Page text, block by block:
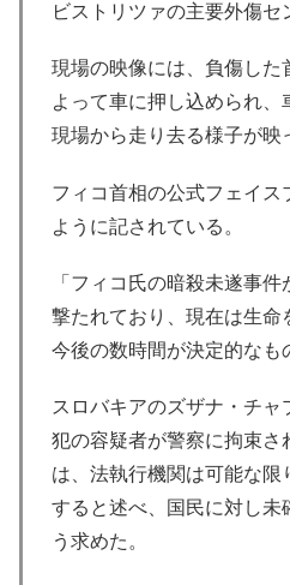
ビストリツァの主要外傷セ
現場の映像には、負傷した
よって車に押し込められ、
現場から走り去る様子が映
フィコ首相の公式フェイス
ように記されている。
「フィコ氏の暗殺未遂事
撃たれており、現在は生命
今後の数時間が決定的なも
スロバキアのズザナ・チ
犯の容疑者が警察に拘束さ
は、法執行機関は可能な限
すると述べ、国民に対し未
う求めた。